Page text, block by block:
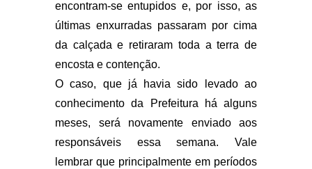
encontram-se entupidos e, por isso, as
últimas enxurradas passaram por cima
da calçada e retiraram toda a terra de
encosta e contenção.
O caso, que já havia sido levado ao
conhecimento da Prefeitura há alguns
meses, será novamente enviado aos
responsáveis essa semana. Vale
lembrar que principalmente em períodos